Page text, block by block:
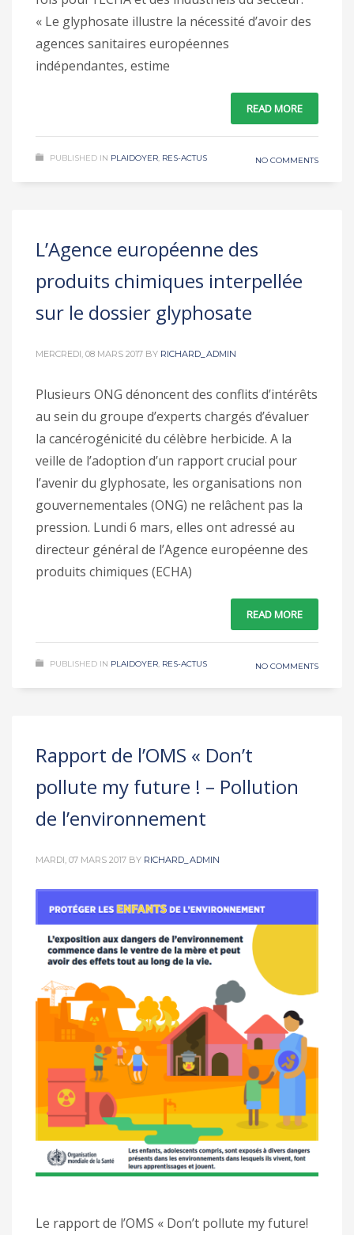
« Le glyphosate illustre la nécessité d’avoir des
agences sanitaires européennes
indépendantes, estime
READ MORE
PUBLISHED IN PLAIDOYER, RES-ACTUS NO COMMENTS
L’Agence européenne des
produits chimiques interpellée
sur le dossier glyphosate
MERCREDI, 08 MARS 2017 BY RICHARD_ADMIN
Plusieurs ONG dénoncent des conflits d’intérêts
au sein du groupe d’experts chargés d’évaluer
la cancérogénicité du célèbre herbicide. A la
veille de l’adoption d’un rapport crucial pour
l’avenir du glyphosate, les organisations non
gouvernementales (ONG) ne relâchent pas la
pression. Lundi 6 mars, elles ont adressé au
directeur général de l’Agence européenne des
produits chimiques (ECHA)
READ MORE
PUBLISHED IN PLAIDOYER, RES-ACTUS NO COMMENTS
Rapport de l’OMS « Don’t
pollute my future ! – Pollution
de l’environnement
MARDI, 07 MARS 2017 BY RICHARD_ADMIN
Le rapport de l’OMS « Don’t pollute my future!